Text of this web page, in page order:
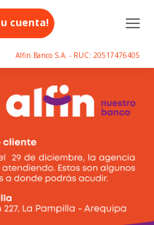
cuenta!
Alfin Banco S.A. - RUC: 20517476405